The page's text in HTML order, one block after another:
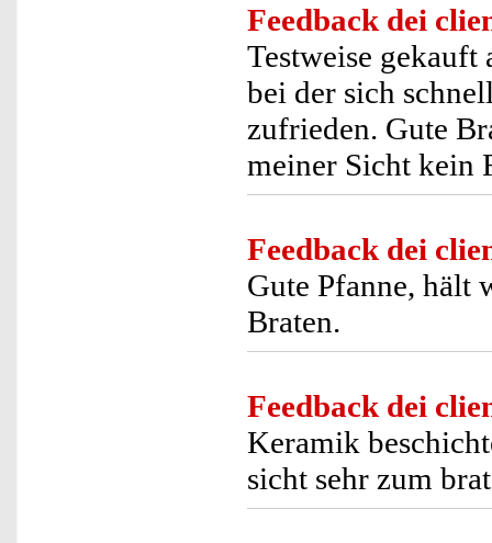
Feedback dei
Testweise
bei der sich
zufrieden. Gute
meiner Sicht kein
Feedback dei
Gute Pfanne, hält
Braten.
Feedback dei
Keramik
sicht sehr zum